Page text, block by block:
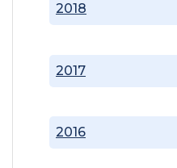
2016
2017
2018